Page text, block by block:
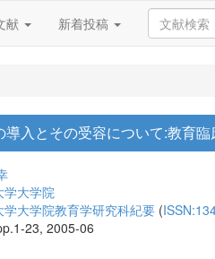
献 新着投稿
入とその受容について:教育
学大学院
学大学院教育学研究科紀要 (
23, 2005-06